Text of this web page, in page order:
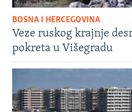
BOSNA I HERCEGOVINA
Veze ruskog krajnje
pokreta u Višegradu